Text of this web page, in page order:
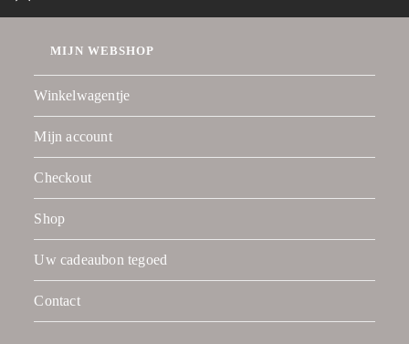
MIJN WEBSHOP
Winkelwagentje
Mijn account
Checkout
Shop
Uw cadeaubon tegoed
Contact